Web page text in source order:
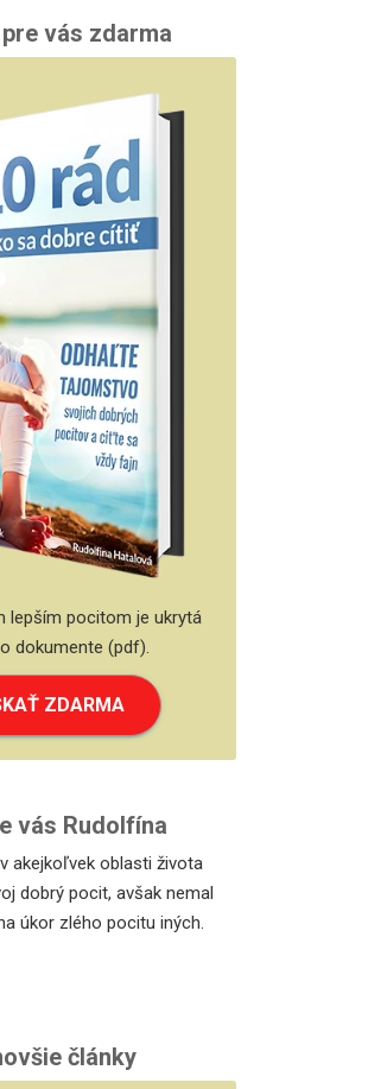
vás zdarma
lepším pocitom je ukrytá
dokumente (pdf).
ZDARMA
vás Rudolfína
akejkoľvek oblasti života
dobrý pocit, avšak nemal
úkor zlého pocitu iných.
články